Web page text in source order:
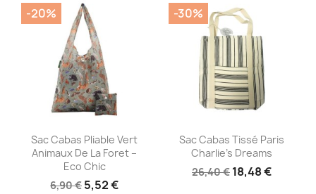
Aperçu rapide
Sac Cabas Pliable Vert
Animaux De La Foret –
Eco Chic
6,90 € 5,52 €
-20%
Aperçu rapide
Sac Cabas Tissé Paris
Charlie's Dreams
26,40 € 18,48 €
-30%